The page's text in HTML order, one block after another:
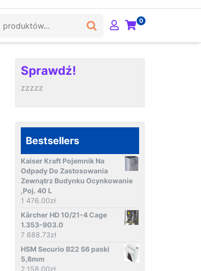
0
Sprawdź!
zzzzz
Bestsellers
Kaiser Kraft Pojemnik Na
Odpady Do Zastosowania
Zewnątrz Budynku Ocynkowanie
,Poj. 40 L
1 476.00zł
Kärcher HD 10/21-4 Cage
1.353-903.0
7 688.73zł
HSM Securio B22 S6 paski
5,8mm
2 158.00zł